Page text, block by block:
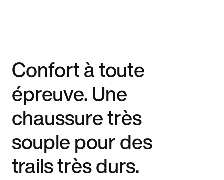
Confort à toute
épreuve. Une
chaussure très
souple pour des
trails très durs.